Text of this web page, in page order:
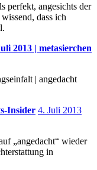
perfekt, angesichts der
dass ich
2013 | metasierchen
| angedacht
Insider 4. Juli 2013
„angedacht“ wieder
in